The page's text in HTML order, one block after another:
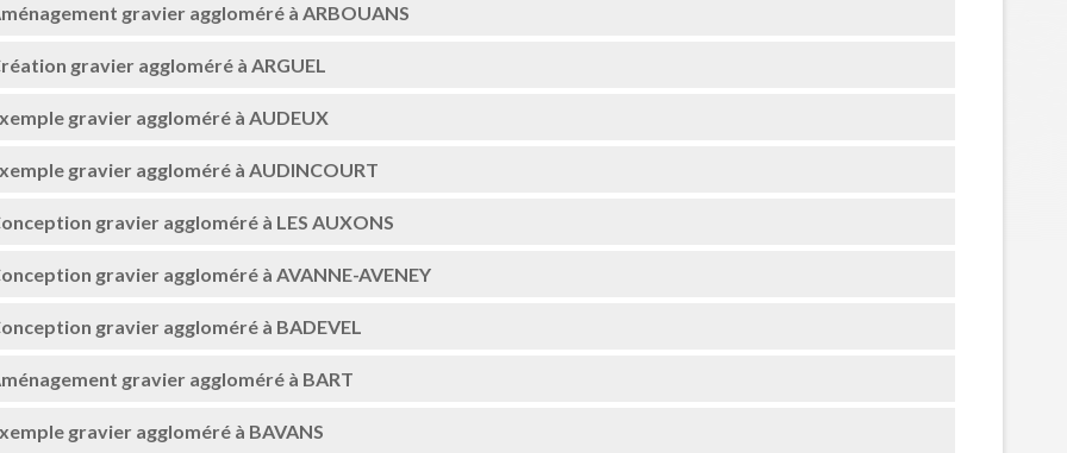
gravier aggloméré à ARBOUANS
gravier aggloméré à ARGUEL
gravier aggloméré à AUDEUX
gravier aggloméré à AUDINCOURT
gravier aggloméré à LES AUXONS
gravier aggloméré à AVANNE-AVENEY
gravier aggloméré à BADEVEL
gravier aggloméré à BART
gravier aggloméré à BAVANS